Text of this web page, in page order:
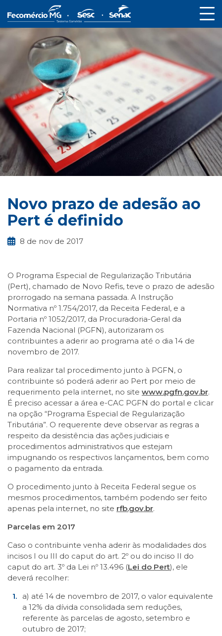
Novo prazo de adesão ao
Pert é definido
8 de nov de 2017
O Programa Especial de Regularização Tributária
(Pert), chamado de Novo Refis, teve o prazo de adesão
prorrogado na semana passada. A Instrução
Normativa nº 1.754/2017, da Receita Federal, e a
Portaria nº 1052/2017, da Procuradoria-Geral da
Fazenda Nacional (PGFN), autorizaram os
contribuintes a aderir ao programa até o dia 14 de
novembro de 2017.
Para realizar tal procedimento junto à PGFN, o
contribuinte só poderá aderir ao Pert por meio de
requerimento pela internet, no site www.pgfn.gov.br.
É preciso acessar a área e-CAC PGFN do portal e clicar
na opção “Programa Especial de Regularização
Tributária”. O requerente deve observar as regras a
respeito da desistência das ações judiciais e
procedimentos administrativos que estejam
impugnando os respectivos lançamentos, bem como
o pagamento da entrada.
O procedimento junto à Receita Federal segue os
mesmos procedimentos, também podendo ser feito
apenas pela internet, no site rfb.gov.br.
Parcelas em 2017
Caso o contribuinte venha aderir às modalidades dos
incisos I ou III do caput do art. 2º ou do inciso II do
caput do art. 3º da Lei nº 13.496 (Lei do Pert), ele
deverá recolher:
a) até 14 de novembro de 2017, o valor equivalente
a 12% da dívida consolidada sem reduções,
referente às parcelas de agosto, setembro e
outubro de 2017;